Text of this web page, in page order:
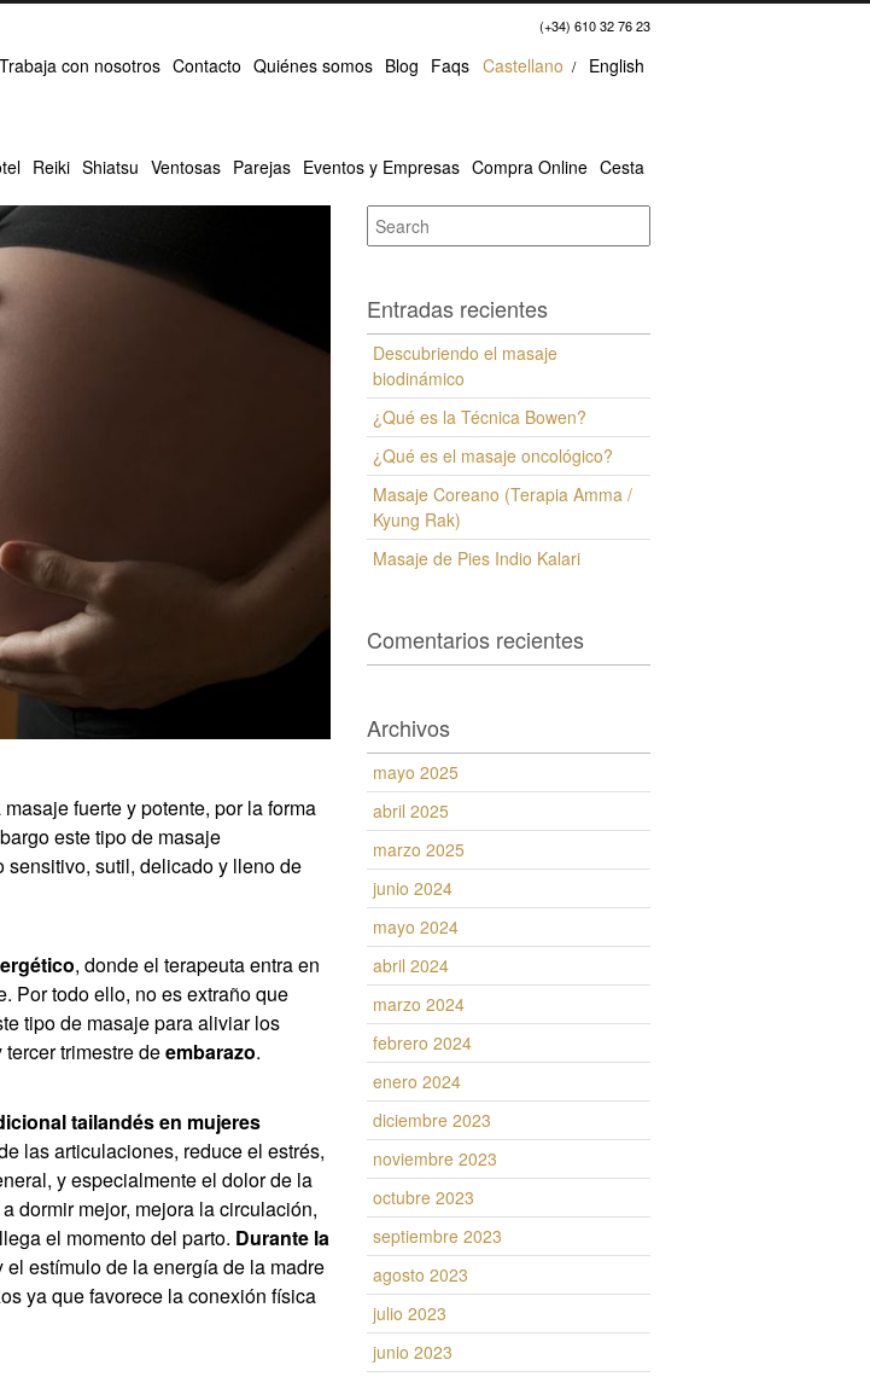
Reiki Shiatsu Ventosas Parejas Eventos y Empresas Compra Online Cesta
(+34) 610 32 76 23
Trabaja con nosotros Contacto Quiénes somos Blog Faqs Castellano English
fuerte y potente, por la forma
este tipo de masaje
sensitivo, sutil, delicado y lleno de
, donde el terapeuta entra en
Por todo ello, no es extraño que
tipo de masaje para aliviar los
tercer trimestre deembarazo.
tailandés en mujeres
las articulaciones, reduce el estrés,
y especialmente el dolor de la
dormir mejor, mejora la circulación,
el momento del parto. Durante la
estímulo de la energía de la madre
ya que favorece la conexión física
Entradas recientes
Descubriendo el masaje
biodinámico
¿Qué es la Técnica Bowen?
¿Qué es el masaje oncológico?
Masaje Coreano (Terapia Amma /
Kyung Rak)
Masaje de Pies Indio Kalari
Comentarios recientes
Archivos
mayo 2025
abril 2025
marzo 2025
junio 2024
mayo 2024
abril 2024
marzo 2024
febrero 2024
enero 2024
diciembre 2023
noviembre 2023
octubre 2023
septiembre 2023
agosto 2023
julio 2023
junio 2023